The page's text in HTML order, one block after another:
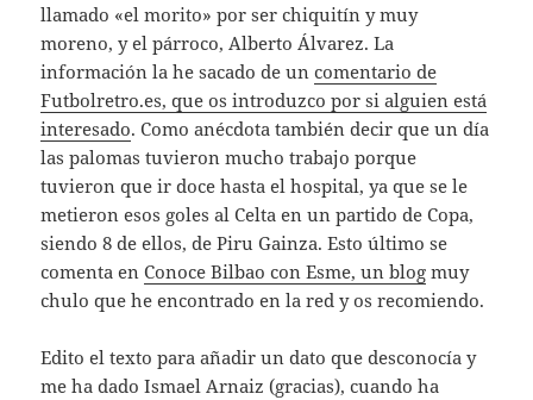
llamado «el morito» por ser chiquitín y muy
moreno, y el párroco, Alberto Álvarez. La
información la he sacado de uncomentario de
Futbolretro.es, que os introduzco por si alguien está
interesado. Como anécdota también decir que un día
las palomas tuvieron mucho trabajo porque
tuvieron que ir doce hasta el hospital, ya que se le
metieron esos goles al Celta en un partido de Copa,
siendo 8 de ellos, de Piru Gainza. Esto último se
comenta enConoce Bilbao con Esme, un blog muy
chulo que he encontrado en la red y os recomiendo.
Edito el texto para añadir un dato que desconocía y
me ha dado Ismael Arnaiz (gracias), cuando ha